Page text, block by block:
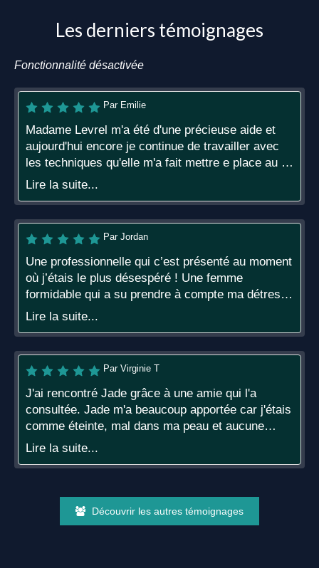
Les derniers témoignages
Fonctionnalité désactivée
Par Emilie
Madame Levrel m'a été d'une précieuse aide et
aujourd'hui encore je continue de travailler avec
les techniques qu'elle m'a fait mettre e place au fil
de nos séances. Je sais que si je suis à l'endroit
n'allait pas j'ai plus appris sur moi en quelques
mois qu'en plusieurs années avec des
"professionnels" qui disait comprendre ce que je
vivais en tant que force de l'ordre. Merci pour tout
Madame. Et collègue n'hésitez pas à vous confier
à cette personne merveilleuse rien ne transpirera
Lire la suite...
Par Jordan
Une professionnelle qui c’est présenté au moment
où j’étais le plus désespéré ! Une femme
formidable qui a su prendre à compte ma détresse
et adapter un suivis qui m’a très vite permis de
disponibilité que dans l’arrangement des rendez-
vous. Je conseille fortement cette praticienne.
Lire la suite...
Par Virginie T
J'ai rencontré Jade grâce à une amie qui l'a
consultée. Jade m'a beaucoup apportée car j'étais
comme éteinte, mal dans ma peau et aucune
confiance en moi. Grâce à elle maintenant, je
J'ai fait des séances d'hypnothérapie qui m'ont
permises de me faire respecter et de bien choisir
Lire la suite...
Découvrir les autres témoignages